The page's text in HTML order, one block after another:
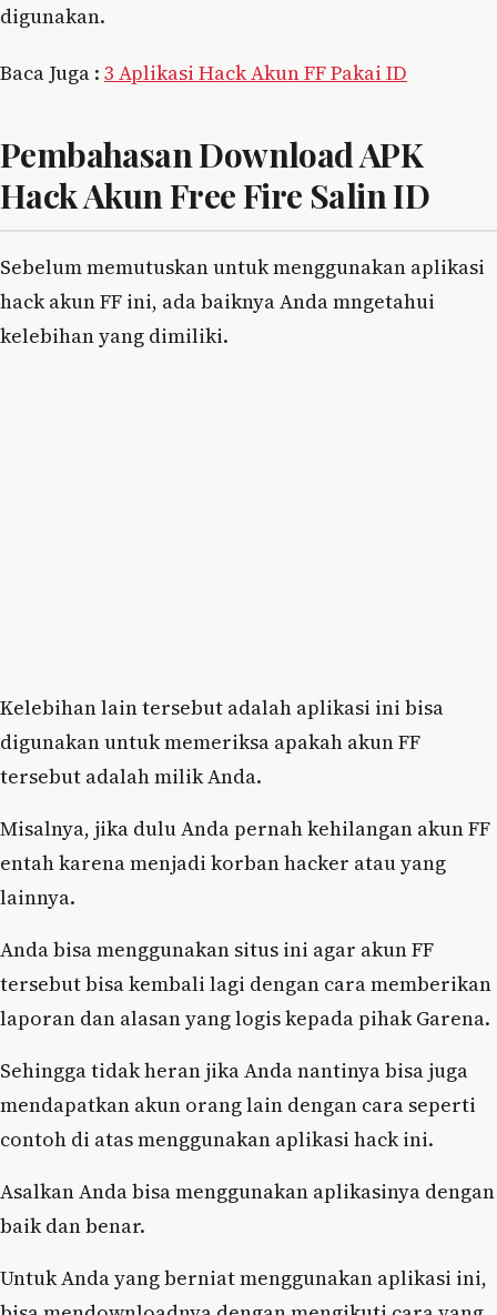
digunakan.
Baca Juga : 3 Aplikasi Hack Akun FF Pakai ID
Pembahasan Download APK
Hack Akun Free Fire Salin ID
Sebelum memutuskan untuk menggunakan aplikasi
hack akun FF ini, ada baiknya Anda mngetahui
kelebihan yang dimiliki.
Kelebihan lain tersebut adalah aplikasi ini bisa
digunakan untuk memeriksa apakah akun FF
tersebut adalah milik Anda.
Misalnya, jika dulu Anda pernah kehilangan akun FF
entah karena menjadi korban hacker atau yang
lainnya.
Anda bisa menggunakan situs ini agar akun FF
tersebut bisa kembali lagi dengan cara memberikan
laporan dan alasan yang logis kepada pihak Garena.
Sehingga tidak heran jika Anda nantinya bisa juga
mendapatkan akun orang lain dengan cara seperti
contoh di atas menggunakan aplikasi hack ini.
Asalkan Anda bisa menggunakan aplikasinya dengan
baik dan benar.
Untuk Anda yang berniat menggunakan aplikasi ini,